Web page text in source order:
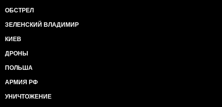
ОБСТРЕЛ
ЗЕЛЕНСКИЙ ВЛАДИМИР
КИЕВ
ДРОНЫ
ПОЛЬША
АРМИЯ РФ
УНИЧТОЖЕНИЕ